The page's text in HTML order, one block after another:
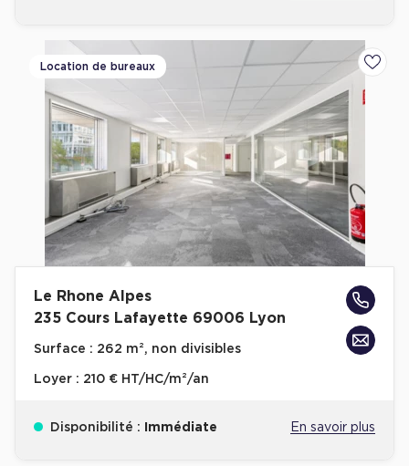
Bureaux privés à Marseille
Bureaux privés à Neuilly-sur-Seine
Bureaux privés à Lille
Plateaux opérés
Plateaux opérés à Paris
Plateaux opérés à Lyon
Plateaux opérés à Neuilly-sur-Seine
Plateaux opérés à Saint-Ouen
Plateaux opérés à Boulogne-Billancourt
Bureaux privés avec terrasse
Location de bureaux
Le Rhone Alpes
235 Cours Lafayette 69006 Lyon
Surface : 262 m², non divisibles
Loyer : 210 € HT/HC/m²/an
Disponibilité : Immédiate En savoir plus